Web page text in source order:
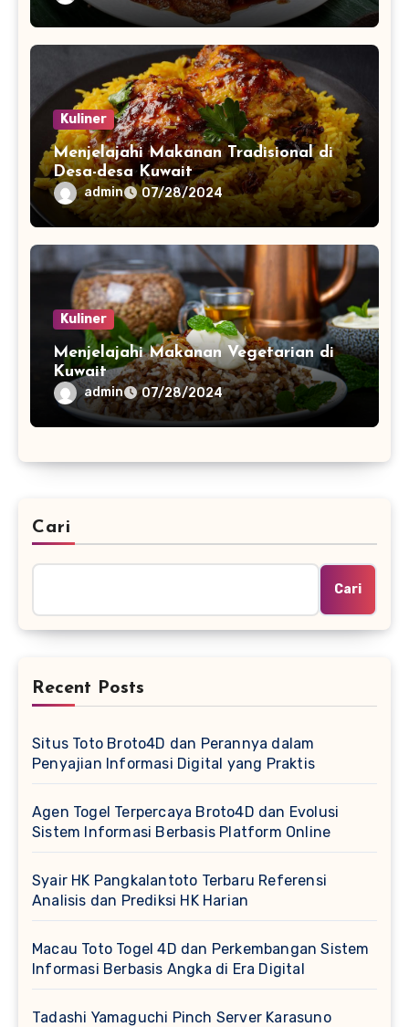
Kuliner
Menjelajahi Makanan Tradisional di
Desa-desa Kuwait
admin 07/28/2024
Kuliner
Menjelajahi Makanan Vegetarian di
Kuwait
admin 07/28/2024
Cari
Cari
Recent Posts
Situs Toto Broto4D dan Perannya dalam
Penyajian Informasi Digital yang Praktis
Agen Togel Terpercaya Broto4D dan Evolusi
Sistem Informasi Berbasis Platform Online
Syair HK Pangkalantoto Terbaru Referensi
Analisis dan Prediksi HK Harian
Macau Toto Togel 4D dan Perkembangan Sistem
Informasi Berbasis Angka di Era Digital
Tadashi Yamaguchi Pinch Server Karasuno